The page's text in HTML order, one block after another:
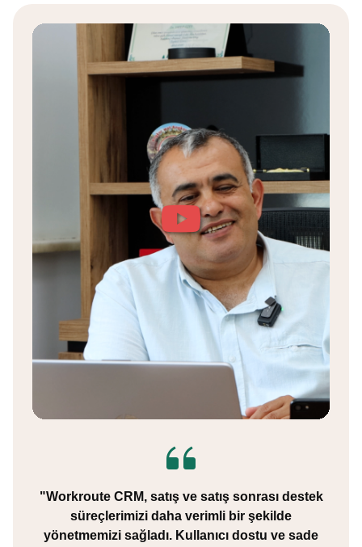
"Workroute CRM, satış ve satış sonrası destek
süreçlerimizi daha verimli bir şekilde
yönetmemizi sağladı. Kullanıcı dostu ve sade